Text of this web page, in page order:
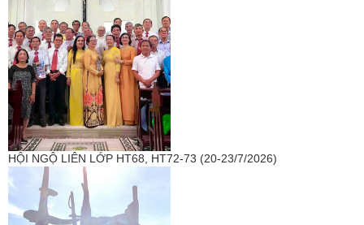
HỘI NGỘ LIÊN LỚP HT68, HT72-73 (20-23/7/2026)